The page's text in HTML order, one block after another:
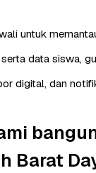
untuk
data siswa,
digital, dan
Barat